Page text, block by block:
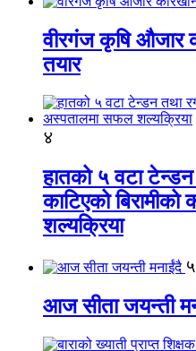
वीरगंज कृषि औजार
तयार
४
हातको ५ वटा
काटिएको
शल्यक्रिया
५
आज सीता जयन्ती